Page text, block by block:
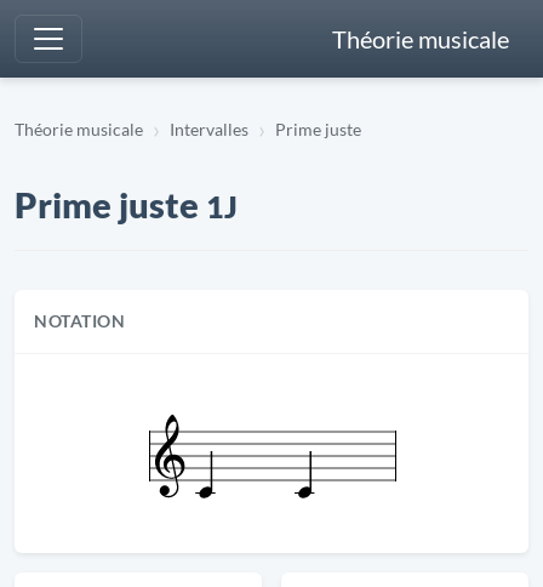
Théorie musicale
Théorie musicale Intervalles Prime juste
Prime juste 1J
NOTATION